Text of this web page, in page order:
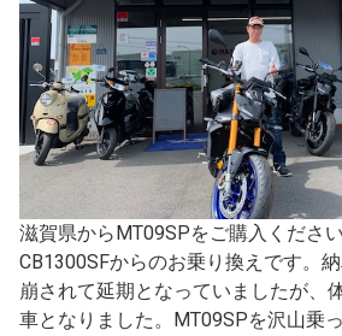
滋賀県からMT09SPをご購入くださ
CB1300SFからのお乗り換えです。
崩されて延期となっていましたが、
車となりました。MT09SPを沢山乗